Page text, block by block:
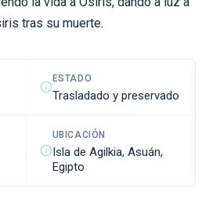
tras su muerte.
ESTADO
Trasladado y preservado
UBICACIÓN
Isla de Agilkia, Asuán,
Egipto